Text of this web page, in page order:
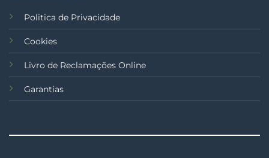
Politica de Privacidade
Cookies
Livro de Reclamações Online
Garantias